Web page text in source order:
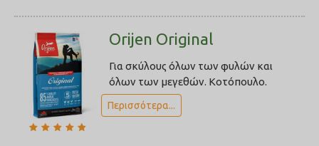
Orijen Original
Για σκύλους όλων των φυλών και
όλων των μεγεθών. Κοτόπουλο.
Περισσότερα...